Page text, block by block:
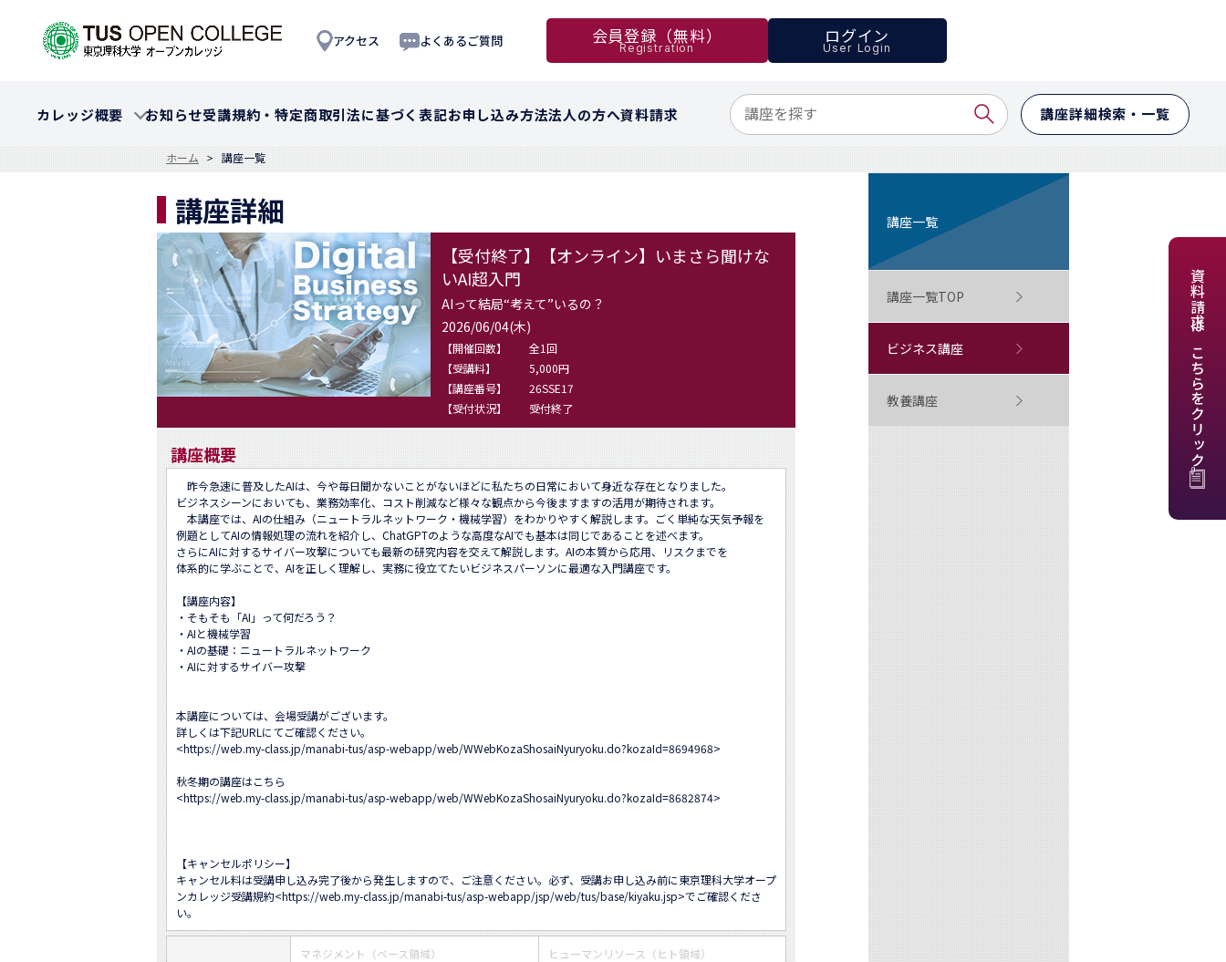
アクセス よくあるご質問 会員登録（無料）
Registration
ログイン
User Login
カレッジ概要 お知らせ受講規約・特定商取引法に基づく表記お申し込み方法法人の方へ資料請求 講座詳細検索・一覧
資料請求はこちらをクリック
ホーム 講座一覧
講座詳細
【受付終了】【オンライン】いまさら聞けな
いAI超入門
AIって結局“考えて”いるの？
2026/06/04(木)
【開催回数】
全1回
【受講料】
5,000円
【講座番号】
26SSE17
【受付状況】
受付終了
講座概要
昨今急速に普及したAIは、今や毎日聞かないことがないほどに私たちの日常において身近な存在となりました。
ビジネスシーンにおいても、業務効率化、コスト削減など様々な観点から今後ますますの活用が期待されます。
本講座では、AIの仕組み（ニュートラルネットワーク・機械学習）をわかりやすく解説します。ごく単純な天気予報を
例題としてAIの情報処理の流れを紹介し、ChatGPTのような高度なAIでも基本は同じであることを述べます。
さらにAIに対するサイバー攻撃についても最新の研究内容を交えて解説します。AIの本質から応用、リスクまでを
体系的に学ぶことで、AIを正しく理解し、実務に役立てたいビジネスパーソンに最適な入門講座です。
【講座内容】
・そもそも「AI」って何だろう？
・AIと機械学習
・AIの基礎：ニュートラルネットワーク
・AIに対するサイバー攻撃
本講座については、会場受講がございます。
詳しくは下記URLにてご確認ください。
<https://web.my-class.jp/manabi-tus/asp-webapp/web/WWebKozaShosaiNyuryoku.do?kozaId=8694968>
秋冬期の講座はこちら
<https://web.my-class.jp/manabi-tus/asp-webapp/web/WWebKozaShosaiNyuryoku.do?kozaId=8682874>
【キャンセルポリシー】
キャンセル料は受講申し込み完了後から発生しますので、ご注意ください。必ず、受講お申し込み前に東京理科大学オープ
ンカレッジ受講規約<https://web.my-class.jp/manabi-tus/asp-webapp/jsp/web/tus/base/kiyaku.jsp>でご確認くださ
い。
マネジメント（ベース領域） ヒューマンリソース（ヒト領域）
講座一覧
講座一覧TOP
ビジネス講座
教養講座